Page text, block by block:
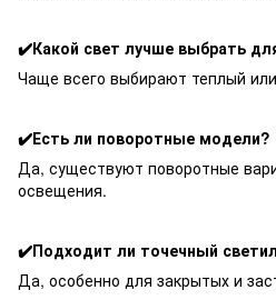
✔️Какой свет лучше выбрать
Чаще всего выбирают теплый
✔️Есть ли поворотные модели?
Да, существуют поворотные
освещения.
✔️Подходит ли точечный
Да, особенно для закрытых и